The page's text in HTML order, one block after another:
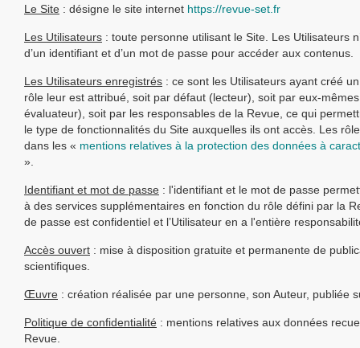
Le Site : désigne le site internet https://revue-set.fr
Les Utilisateurs : toute personne utilisant le Site. Les Utilisateurs
d’un identifiant et d’un mot de passe pour accéder aux contenus.
Les Utilisateurs enregistrés : ce sont les Utilisateurs ayant créé
rôle leur est attribué, soit par défaut (lecteur), soit par eux-
évaluateur), soit par les responsables de la Revue, ce qui
le type de fonctionnalités du Site auxquelles ils ont accès. Les
dans les « mentions relatives à la protection des données à
».
Identifiant et mot de passe : l'identifiant et le mot de passe
à des services supplémentaires en fonction du rôle défini par la
de passe est confidentiel et l’Utilisateur en a l'entière
Accès ouvert : mise à disposition gratuite et permanente de
scientifiques.
Œuvre : création réalisée par une personne, son Auteur, publiée
Politique de confidentialité : mentions relatives aux données
Revue.